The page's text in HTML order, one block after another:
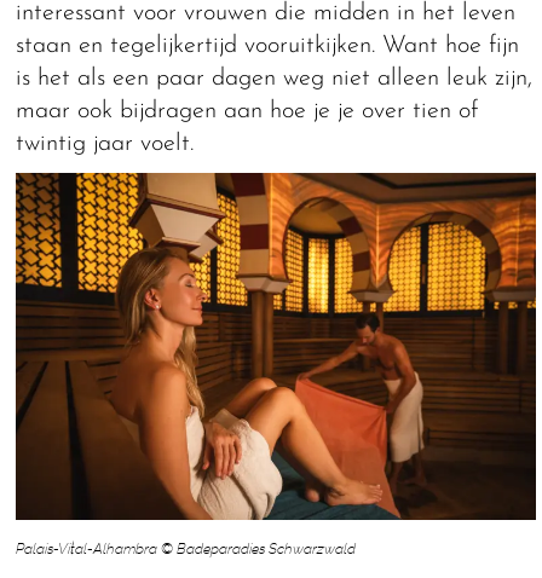
interessant voor vrouwen die midden in het leven
staan en tegelijkertijd vooruitkijken. Want hoe fijn
is het als een paar dagen weg niet alleen leuk zijn,
maar ook bijdragen aan hoe je je over tien of
twintig jaar voelt.
Palais-Vital-Alhambra © Badeparadies Schwarzwald